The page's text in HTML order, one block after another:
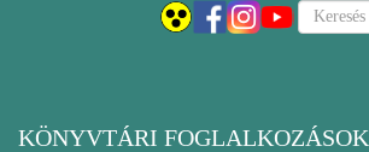
Keresés
KÖNYVTÁRI FOGLALKOZÁSOK